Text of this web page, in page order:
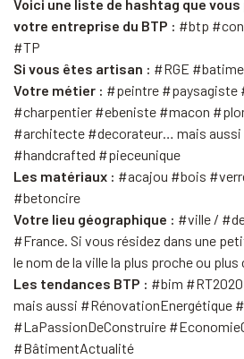
Voici une liste de hashtag que
votre entreprise du BTP : #btp
#TP
Si vous êtes artisan : #RGE
Votre métier : #peintre #paysagiste
#charpentier #ebeniste #macon
#architecte #decorateur… mais aussi
#handcrafted #pieceunique
Les matériaux : #acajou #bois
#betoncire
Votre lieu géographique : #ville /
#France. Si vous résidez dans une
le nom de la ville la plus proche ou plus
Les tendances BTP : #bim
mais aussi #RénovationEnergétique
#LaPassionDeConstruire
#BâtimentActualité